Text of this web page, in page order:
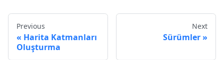
Previous
Harita Katmanları
Oluşturma
Next
Sürümler